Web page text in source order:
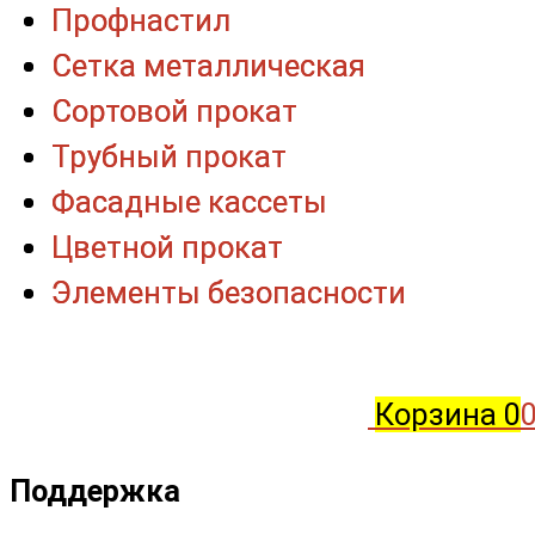
Корзина 0
Поддержка
Профнастил
Сетка металлическая
Сортовой прокат
Трубный прокат
Фасадные кассеты
Цветной прокат
Элементы безопасности
Профнастил
Сетка металлическая
Сортовой прокат
Трубный прокат
Фасадные кассеты
Цветной прокат
Элементы безопасности